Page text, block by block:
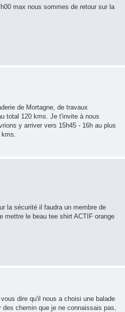
max nous sommes de retour sur la
de Mortagne, de travaux
total 120 kms. Je t'invite à nous
y arriver vers 15h45 - 16h au plus
la sécurité il faudra un membre de
mettre le beau tee shirt ACTIF orange
dire qu'il nous a choisi une balade
chemin que je ne connaissais pas,